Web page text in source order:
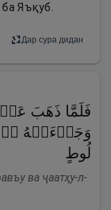
Яъқуб.
Дар сура дидан
فَلَمَّا ذَهَبَ
وَجَاۤءَتۡهُ
لُوطٍ
ва ҷаатҳу-л-